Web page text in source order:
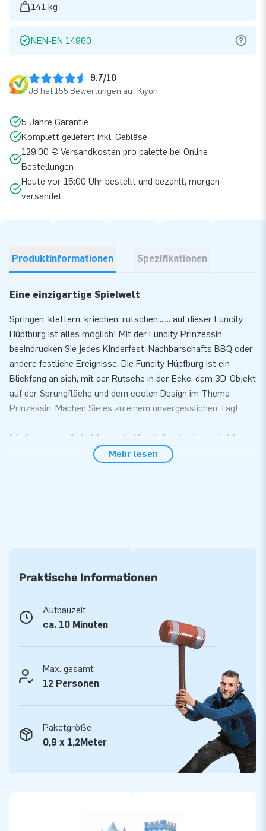
141 kg
NEN-EN 14960
9.7/10
JB hat 155 Bewertungen auf Kiyoh
5 Jahre Garantie
Komplett geliefert inkl. Gebläse
129,00 € Versandkosten pro palette bei Online
Bestellungen
Heute vor 15:00 Uhr bestellt und bezahlt, morgen
versendet
Produktinformationen Spezifikationen
Eine einzigartige Spielwelt
Springen, klettern, kriechen, rutschen....... auf dieser Funcity
Hüpfburg ist alles möglich! Mit der Funcity Prinzessin
beeindrucken Sie jedes Kinderfest, Nachbarschafts BBQ oder
andere festliche Ereignisse. Die Funcity Hüpfburg ist ein
Blickfang an sich, mit der Rutsche in der Ecke, dem 3D-Objekt
auf der Sprungfläche und dem coolen Design im Thema
Prinzessin. Machen Sie es zu einem unvergesslichen Tag!
Lieferung erfolgt komplett, einfach einzurichten
JB Hüpfburgen sind an mehreren Stellen verstärkt und
mehrfach vernäht. Sie werden aus einer hoch qualitativen 9x9
Gewebe PVC Plane produziert. Aufgrund dessen sind sie
langlebig und einfach zu reinigen. Die Funcity Hüpfburg
Prinzessin wird von JB mit einer Garantie von 5 Jahren
geliefert. Auf diese Weise liefern Sie mit diesem Produkt,
Kaufen Sie die Funcity Hüpfburg Prinzessin und liefern Sie
Ihren Kunden den Tag ihres Lebens!
Über 15.0000 Kunden hab sich bereits für JB
wortwörtlich ein Loch in die Luft springen. Unser Team aus
Mehr lesen
Praktische Informationen
Aufbauzeit
ca. 10 Minuten
Max. gesamt
12 Personen
Paketgröße
0,9 x 1,2Meter